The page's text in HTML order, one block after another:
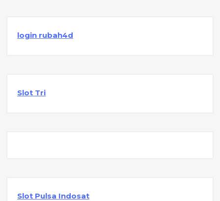
login rubah4d
Slot Tri
Slot Pulsa Indosat